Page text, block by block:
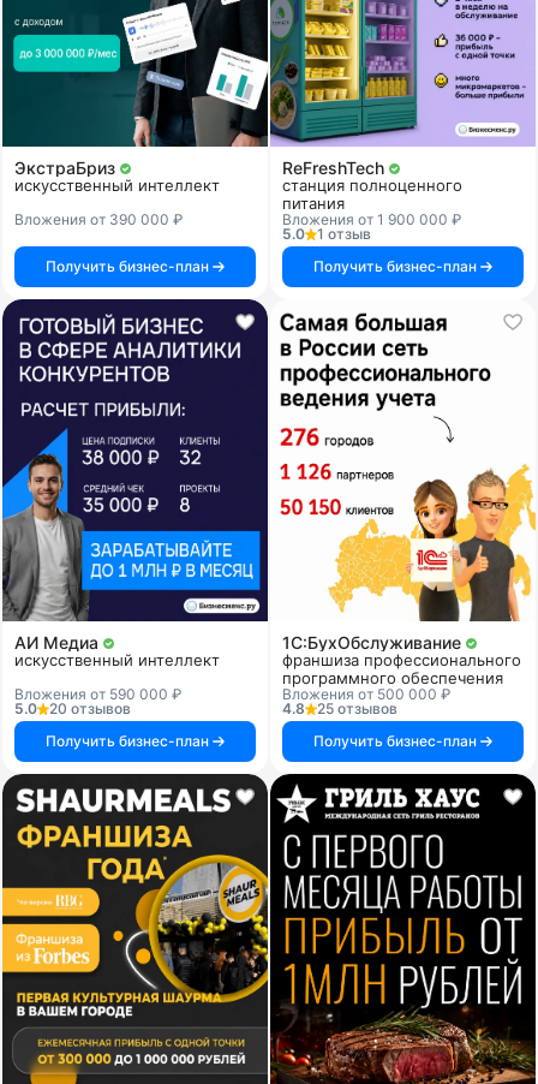
ЭкстраБриз
искусственный интеллект
Вложения от 390 000 ₽
Получить бизнес-план
ReFreshTech
станция полноценного
питания
Вложения от 1 900 000 ₽
5.0
1 отзыв
Получить бизнес-план
АИ Медиа
искусственный интеллект
Вложения от 590 000 ₽
5.0
20 отзывов
Получить бизнес-план
1C:БухОбслуживание
франшиза профессионального
программного обеспечения
Вложения от 500 000 ₽
4.8
25 отзывов
Получить бизнес-план